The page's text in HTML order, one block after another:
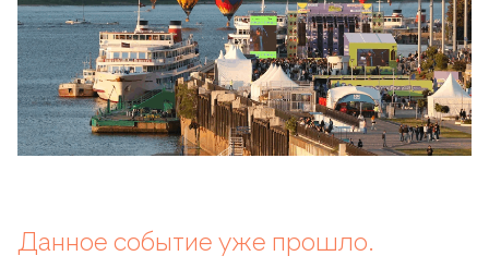
Данное событие уже прошло.